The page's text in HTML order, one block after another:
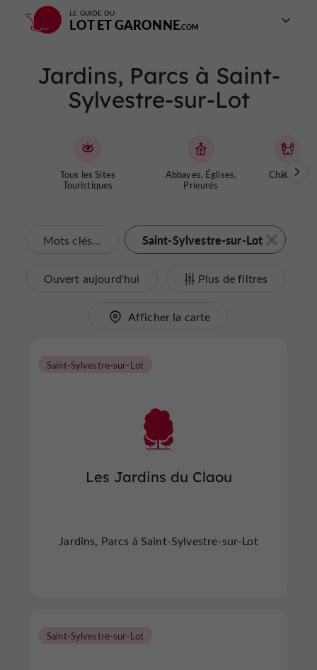
LE GUIDE DU
LOT ET GARONNE
Jardins, Parcs à Saint-
Sylvestre-sur-Lot
Tous les Sites
Touristiques
Abbayes, Églises,
Prieurés
Châteaux
Mots clés... Saint-Sylvestre-sur-Lot
Ouvert aujourd'hui Plus de filtres
Afficher la carte
Les Jardins du Claou
Saint-Sylvestre-sur-Lot
Jardins, Parcs à Saint-Sylvestre-sur-Lot
Saint-Sylvestre-sur-Lot